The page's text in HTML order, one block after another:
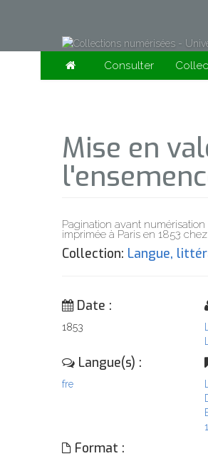
Consulter
Mise en
Pagination avant
imprimée à Paris en 1853
Collection: Langue,
Date :
1853
Langue(s) :
fre
Format :